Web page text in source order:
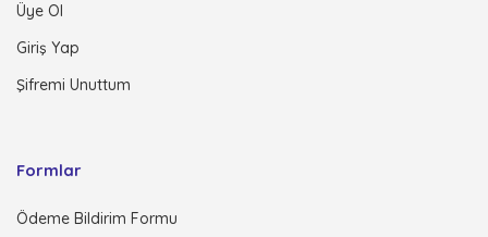
Üye Ol
Giriş Yap
Şifremi Unuttum
Formlar
Ödeme Bildirim Formu